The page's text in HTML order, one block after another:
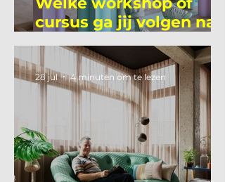
cursus ga jij volgen na
je vakantie?
28 jul 4 minuten om te lezen